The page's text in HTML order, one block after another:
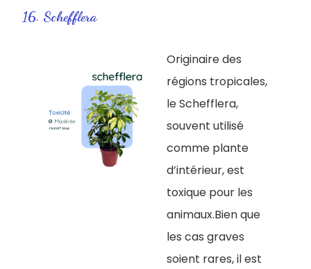
16. Schefflera
Originaire des
régions tropicales,
le Schefflera,
souvent utilisé
comme plante
d’intérieur, est
toxique pour les
animaux.Bien que
les cas graves
soient rares, il est